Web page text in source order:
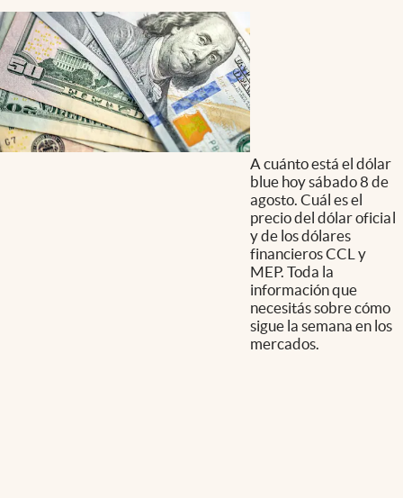
A cuánto está el dólar
blue hoy sábado 8 de
agosto. Cuál es el
precio del dólar oficial
y de los dólares
financieros CCL y
MEP. Toda la
información que
necesitás sobre cómo
sigue la semana en los
mercados.